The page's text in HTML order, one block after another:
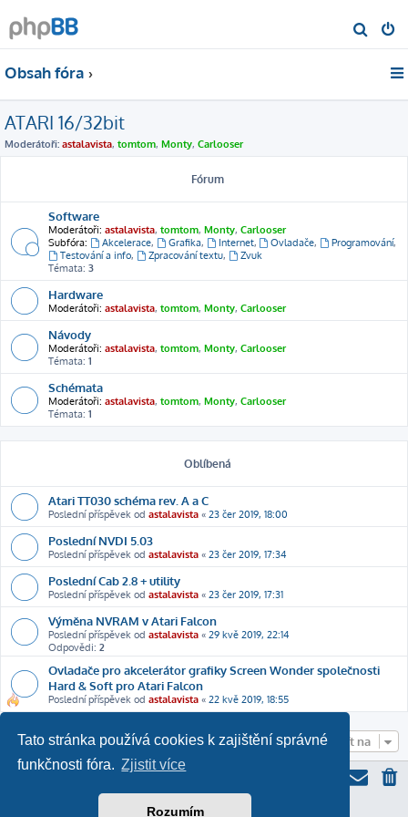
Tato stránka používá cookies k zajištění správné
funkčnosti fóra. Zjistit více
Rozumím
l
Obsah fóra
ATARI 16/32bit
Moderátoři: astalavista, tomtom, Monty, Carlooser
Fórum
Software
Moderátoři: astalavista, tomtom, Monty, Carlooser
Subfóra:
Akcelerace, Grafika, Internet, Ovladače, Programování,
Testování a info, Zpracování textu,
Zvuk
Témata: 3
Hardware
Moderátoři: astalavista, tomtom, Monty, Carlooser
Návody
Moderátoři: astalavista, tomtom, Monty, Carlooser
Témata: 1
Schémata
Moderátoři: astalavista, tomtom, Monty, Carlooser
Témata: 1
Oblíbená
Atari TT030 schéma rev. A a C
Poslední příspěvek od astalavista « 23 čer 2019, 18:00
Poslední NVDI 5.03
Poslední příspěvek od astalavista « 23 čer 2019, 17:34
Poslední Cab 2.8 + utility
Poslední příspěvek od astalavista « 23 čer 2019, 17:31
Výměna NVRAM v Atari Falcon
Poslední příspěvek od astalavista « 29 kvě 2019, 22:14
Odpovědi: 2
Ovladače pro akcelerátor grafiky Screen Wonder společnosti
Hard & Soft pro Atari Falcon
Poslední příspěvek od astalavista « 22 kvě 2019, 18:55
Přejít na
ProLight Style by